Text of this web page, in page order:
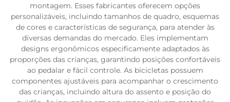
montagem. Esses fabricantes oferecem opções
personalizáveis, incluindo tamanhos de quadro, esquemas
de cores e características de segurança, para atender às
diversas demandas do mercado. Eles implementam
designs ergonômicos especificamente adaptados às
proporções das crianças, garantindo posições confortáveis
ao pedalar e fácil controle. As bicicletas possuem
componentes ajustáveis para acompanhar o crescimento
das crianças, incluindo altura do assento e posição do